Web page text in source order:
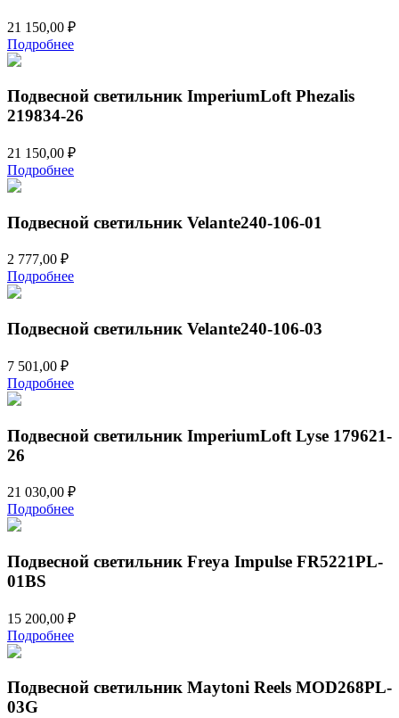
21 150,00 ₽
Подробнее
Подвесной светильник ImperiumLoft Phezalis
219834-26
21 150,00 ₽
Подробнее
Подвесной светильник Velante240-106-01
2 777,00 ₽
Подробнее
Подвесной светильник Velante240-106-03
7 501,00 ₽
Подробнее
Подвесной светильник ImperiumLoft Lyse 179621-
26
21 030,00 ₽
Подробнее
Подвесной светильник Freya Impulse FR5221PL-
01BS
15 200,00 ₽
Подробнее
Подвесной светильник Maytoni Reels MOD268PL-
03G